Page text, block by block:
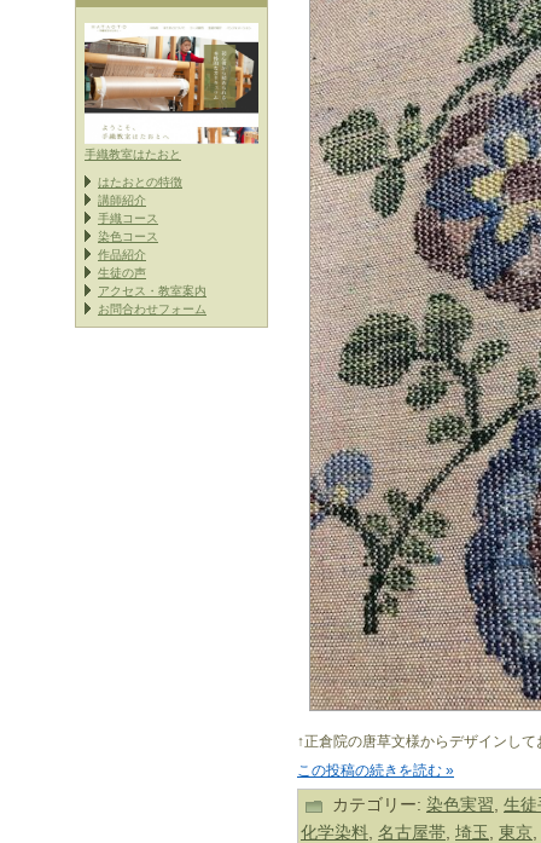
手織教室はたおと
はたおとの特徴
講師紹介
手織コース
染色コース
作品紹介
生徒の声
アクセス・教室案内
お問合わせフォーム
↑正倉院の唐草文様からデザインし
この投稿の続きを読む »
カテゴリー: 染色実習, 生徒
化学染料 名古屋帯 埼玉 東京